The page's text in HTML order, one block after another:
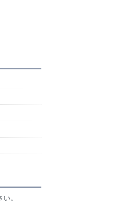
。